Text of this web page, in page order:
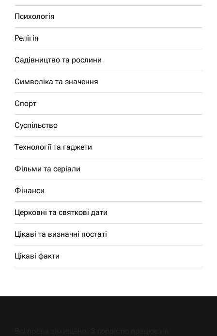
Психологія
Релігія
Садівництво та рослини
Символіка та значення
Спорт
Суспільство
Технології та гаджети
Фільми та серіали
Фінанси
Церковні та святкові дати
Цікаві та визначні постаті
Цікаві факти